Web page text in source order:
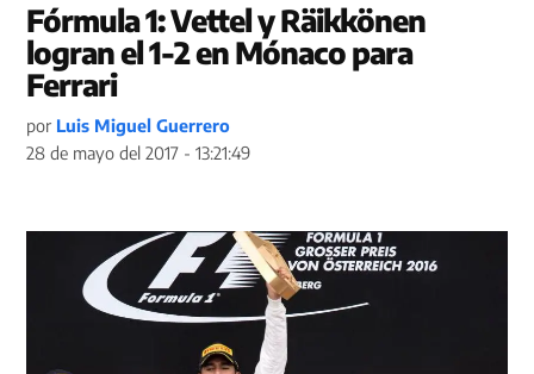
Fórmula 1: Vettel y Räikkönen
logran el 1-2 en Mónaco para
Ferrari
por Luis Miguel Guerrero
28 de mayo del 2017 - 13:21:49